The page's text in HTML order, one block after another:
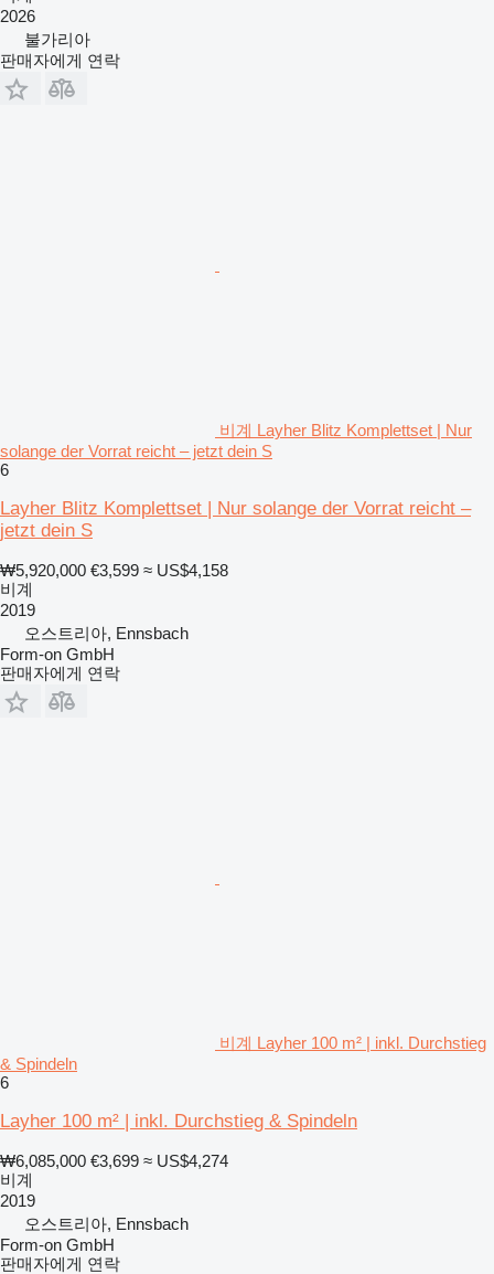
2026
불가리아
판매자에게 연락
비계 Layher Blitz Komplettset | Nur
solange der Vorrat reicht – jetzt dein S
6
Layher Blitz Komplettset | Nur solange der Vorrat reicht –
jetzt dein S
₩5,920,000 €3,599 ≈ US$4,158
비계
2019
오스트리아, Ennsbach
Form-on GmbH
판매자에게 연락
비계 Layher 100 m² | inkl. Durchstieg
& Spindeln
6
Layher 100 m² | inkl. Durchstieg & Spindeln
₩6,085,000 €3,699 ≈ US$4,274
비계
2019
오스트리아, Ennsbach
Form-on GmbH
판매자에게 연락